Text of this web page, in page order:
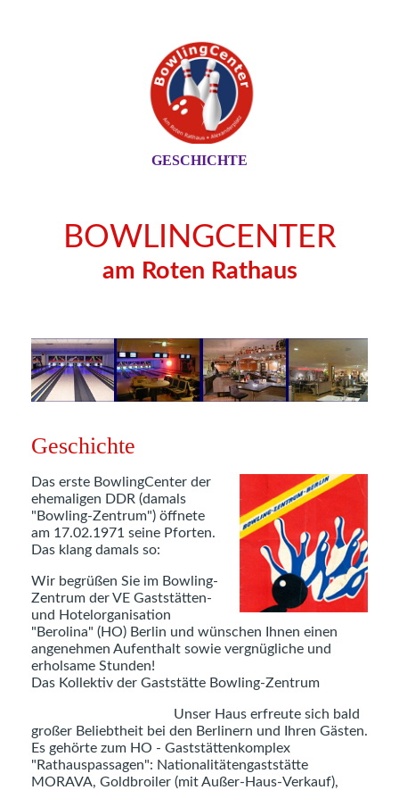
GESCHICHTE
BOWLINGCENTER
am Roten Rathaus
Geschichte
Das erste BowlingCenter der
ehemaligen DDR (damals
"Bowling-Zentrum") öffnete
am 17.02.1971 seine Pforten.
Das klang damals so:
Wir begrüßen Sie im Bowling-
Zentrum der VE Gaststätten-
und Hotelorganisation
"Berolina" (HO) Berlin und wünschen Ihnen einen
angenehmen Aufenthalt sowie vergnügliche und
erholsame Stunden!
Das Kollektiv der Gaststätte Bowling-Zentrum
Unser Haus erfreute sich bald
großer Beliebtheit bei den Berlinern und Ihren Gästen.
Es gehörte zum HO - Gaststättenkomplex
"Rathauspassagen": Nationalitätengaststätte
MORAVA, Goldbroiler (mit Außer-Haus-Verkauf),